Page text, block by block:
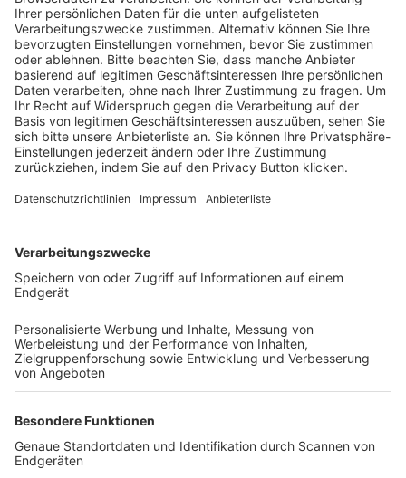
Trainerausbildung
Schulungsangebot Vereinsmitarbeiter
BFV-Geschäftsstellen
Trainerbörse
Login SpielPlus
FOLGE DEM BFV
TOP-VEREINE
TOP-PARTNER